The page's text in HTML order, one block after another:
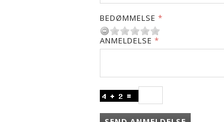
BEDØMMELSE
ANMELDELSE